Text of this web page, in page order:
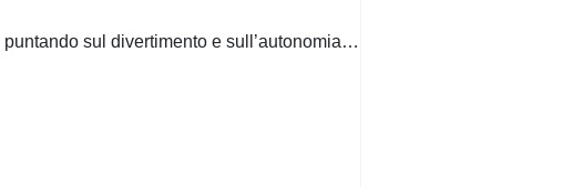
sul divertimento e sull’autonomia…